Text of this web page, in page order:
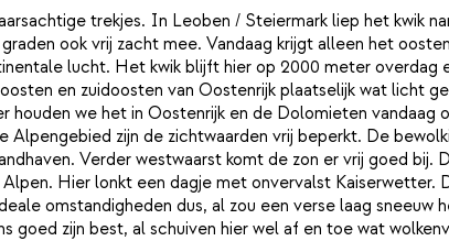
trekjes. In Leoben / Steiermark liep het kwik
ook vrij zacht mee. Vandaag krijgt alleen het
lucht. Het kwik blijft hier op 2000 meter overdag
en zuidoosten van Oostenrijk plaatselijk wat licht
houden we het in Oostenrijk en de Dolomieten vandaag
zijn de zichtwaarden vrij beperkt. De
Verder westwaarst komt de zon er vrij goed bij.
Hier lonkt een dagje met onvervalst Kaiserwetter.
omstandigheden dus, al zou een verse laag sneeuw
goed zijn best, al schuiven hier wel af en toe wat